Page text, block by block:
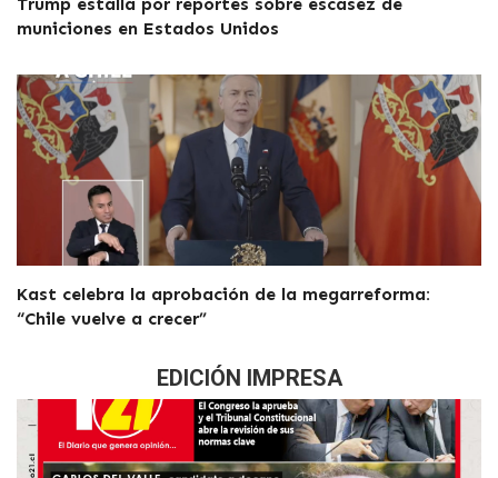
municiones en Estados Unidos
Kast celebra la aprobación de la megarreforma:
“Chile vuelve a crecer”
EDICIÓN IMPRESA